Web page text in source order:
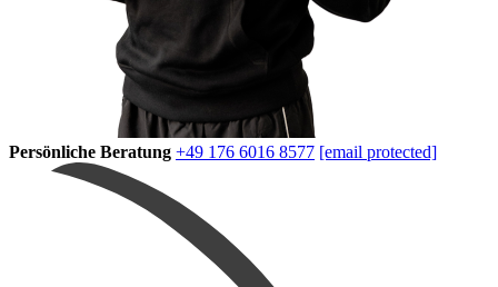
Persönliche Beratung +49 176 6016 8577 [email protected]